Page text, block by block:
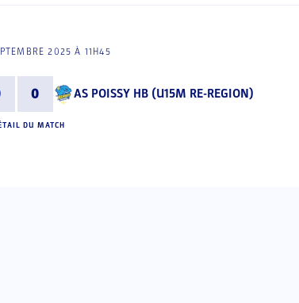
2025 À 11H45
0 AS POISSY HB (U15M RE-REGION)
DU MATCH